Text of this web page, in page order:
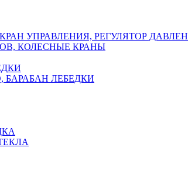
УПРАВЛЕНИЯ, РЕГУЛЯТОР
КОЛЕСНЫЕ КРАНЫ
БАРАБАН ЛЕБЕДКИ